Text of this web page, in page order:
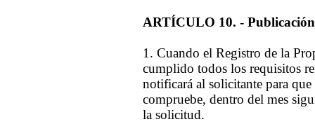
ARTÍCULO 10. -
1. Cuando el Registro de la
cumplido todos los requisitos
notificará al solicitante para que
compruebe, dentro del mes
la solicitud.